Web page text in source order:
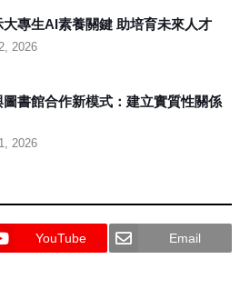
大專生AI素養關鍵 助培育未來人才
2026
圖書館合作新模式：建立實質性關係
2026
YouTube Email